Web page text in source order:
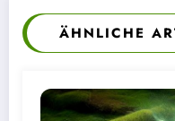
ÄHNLICHE